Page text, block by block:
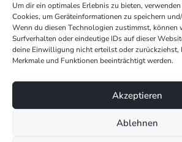
Um dir ein optimales Erlebnis zu bieten,
Cookies, um Geräteinformationen zu speichern
Wenn du diesen Technologien zustimmst, können
Surfverhalten oder eindeutige IDs auf dieser
deine Einwilligung nicht erteilst oder zurückziehst,
Merkmale und Funktionen beeinträchtigt werden.
Akzeptieren
Ablehnen
Büro Deutschland:
peter.krause.net
Katharina-Fischer-Platz 1
85435 Erding
Telefon: +49 170 3148109
E-Mail: info@peter-krause.net